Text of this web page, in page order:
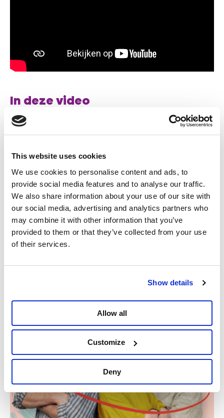
This website uses cookies
We use cookies to personalise content and ads, to
provide social media features and to analyse our traffic.
We also share information about your use of our site with
our social media, advertising and analytics partners who
may combine it with other information that you’ve
provided to them or that they’ve collected from your use
of their services.
Show details
Allow all
Customize
Deny
In deze video
Instagram
Facebook
Twitter
Meer over Video Raoul Hedebouw
Delen